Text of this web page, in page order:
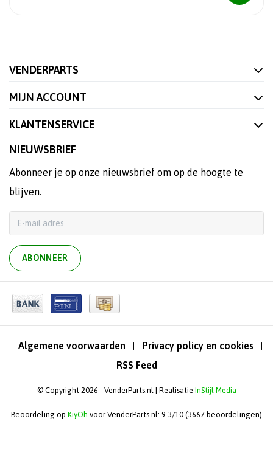
VENDERPARTS
MIJN ACCOUNT
KLANTENSERVICE
NIEUWSBRIEF
Abonneer je op onze nieuwsbrief om op de hoogte te
blijven.
ABONNEER
Algemene voorwaarden | Privacy policy en cookies |
RSS Feed
© Copyright 2026 - VenderParts.nl | Realisatie InStijl Media
Beoordeling op KiyOh voor VenderParts.nl: 9.3/10 (3667 beoordelingen)